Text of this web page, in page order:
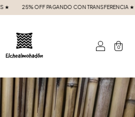
25% OFF PAGANDO CON TRANSFERENCIA ★
0